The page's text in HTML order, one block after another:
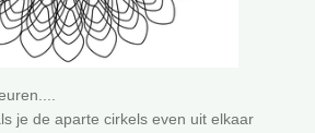
je de aparte cirkels even uit elkaar